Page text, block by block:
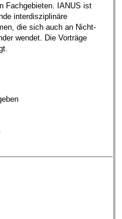
Fachgebieten. IANUS ist
interdisziplinäre
die sich auch an Nicht-
wendet. Die Vorträge